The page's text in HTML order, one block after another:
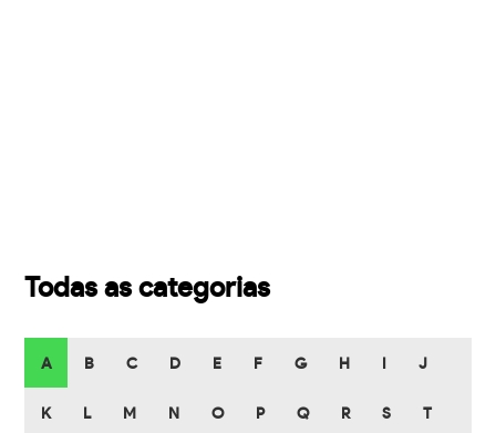
Todas as categorias
A B C D E F G H J
K L M N O P Q R S T